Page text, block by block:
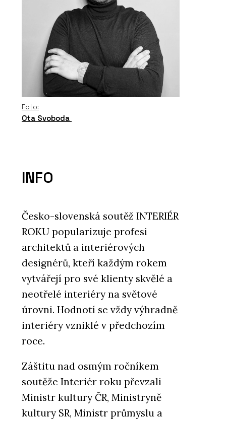
Foto:
Ota Svoboda
INFO
Česko-slovenská soutěž INTERIÉR
ROKU popularizuje profesi
architektů a interiérových
designérů, kteří každým rokem
vytvářejí pro své klienty skvělé a
neotřelé interiéry na světové
úrovni. Hodnotí se vždy výhradně
interiéry vzniklé v předchozím
roce.
Záštitu nad osmým ročníkem
soutěže Interiér roku převzali
Ministr kultury ČR, Ministryně
kultury SR, Ministr průmyslu a